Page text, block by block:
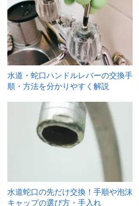
水道・蛇口ハンドルレバーの交換手
順・方法を分かりやすく解説
水道蛇口の先だけ交換！手順や泡沫
キャップの選び方・手入れ